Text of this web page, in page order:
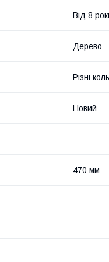
Від 8
Дерево
Різні
Новий
470 мм